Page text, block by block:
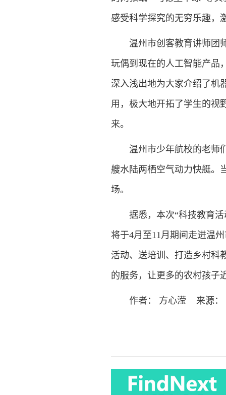
感受科学探究的无穷乐趣，
温州市创客教育讲师团师
玩偶到现在的人工智能产品
深入浅出地为大家介绍了机
用，极大地开拓了学生的视
来。
温州市少年航校的老师们
艘水陆两栖空气动力快艇。
场。
据悉，本次“科技教育活
将于4月至11月期间走进温
活动、送培训、打造乡村科
的服务，让更多的农村孩子
作者： 方心滢 来源：